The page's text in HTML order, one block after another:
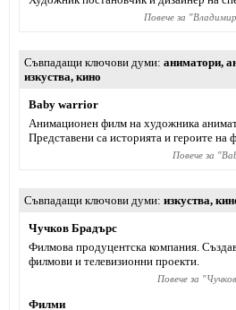
Повече за "
Съвпадащи ключови думи аниматори,
изкуства, кино
Baby warrior
Анимационен филм на художника
Представени са историята и героите на
Повече за "
Съвпадащи ключови думи изкуства,
Чучков Брадърс
Филмова продуцентска компания.
филмови и телевизионни проекти.
Повече за "
Филми